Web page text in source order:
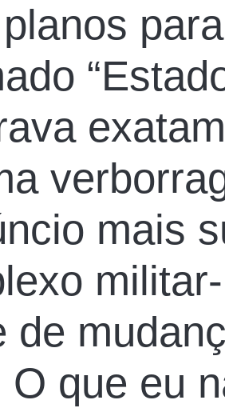
mais
de
O que eu